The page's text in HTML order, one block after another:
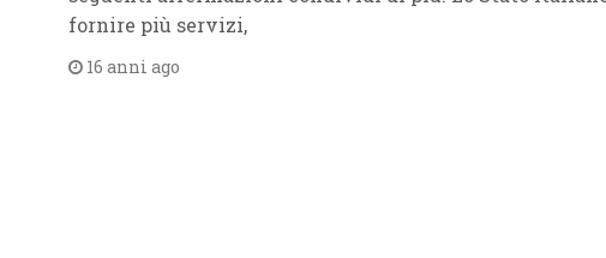
fornire più servizi,
16 anni ago